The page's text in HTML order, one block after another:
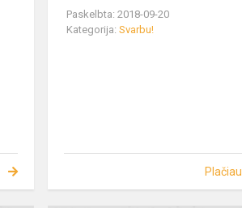
Paskelbta: 2018-09-20
Kategorija:Svarbu!
Plačiau